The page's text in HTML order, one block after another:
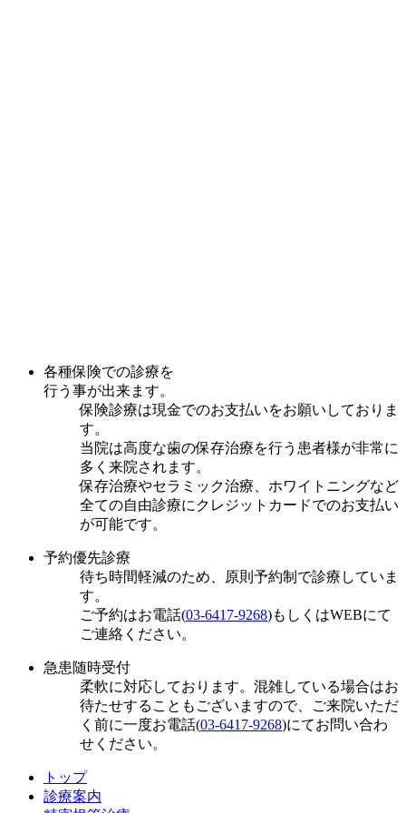
各種保険での診療を
行う事が出来ます。
保険診療は現金でのお支払いをお願いしておりま
す。
当院は高度な歯の保存治療を行う患者様が非常に
多く来院されます。
保存治療やセラミック治療、ホワイトニングなど
全ての自由診療にクレジットカードでのお支払い
が可能です。
予約優先診療
待ち時間軽減のため、原則予約制で診療していま
す。
ご予約はお電話(03-6417-9268)もしくはWEBにて
ご連絡ください。
急患随時受付
柔軟に対応しております。混雑している場合はお
待たせすることもございますので、ご来院いただ
く前に一度お電話(03-6417-9268)にてお問い合わ
せください。
トップ
診療案内